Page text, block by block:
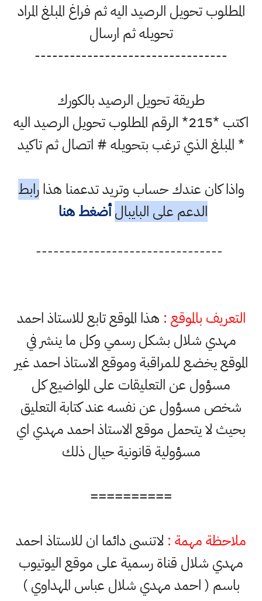
المطلوب تحويل الرصيد اليه ثم فراغ المبلغ المراد
تحويله ثم ارسال
---------------------------------
طريقة تحويل الرصيد بالكورك
اكتب *215* الرقم المطلوب تحويل الرصيد اليه
* المبلغ الذي ترغب بتحويله # اتصال ثم تاكيد
واذا كان عندك حساب وتريد تدعمنا هذارابط
الدعم على البايبال أضغط هنا
--------------------------------
التعريف بالموقع : هذا الموقع تابع للاستاذ احمد
مهدي شلال بشكل رسمي وكل ما ينشر في
الموقع يخضع للمراقبة وموقع الاستاذ احمد غير
مسؤول عن التعليقات على المواضيع كل
شخص مسؤول عن نفسه عند كتابة التعليق
بحيث لا يتحمل موقع الاستاذ احمد مهدي اي
مسؤولية قانونية حيال ذلك
==========
ملاحظة مهمة : لاتنسى دائما ان للاستاذ احمد
مهدي شلال قناة رسمية على موقع اليوتيوب
باسم ( احمد مهدي شلال عباس المهداوي )